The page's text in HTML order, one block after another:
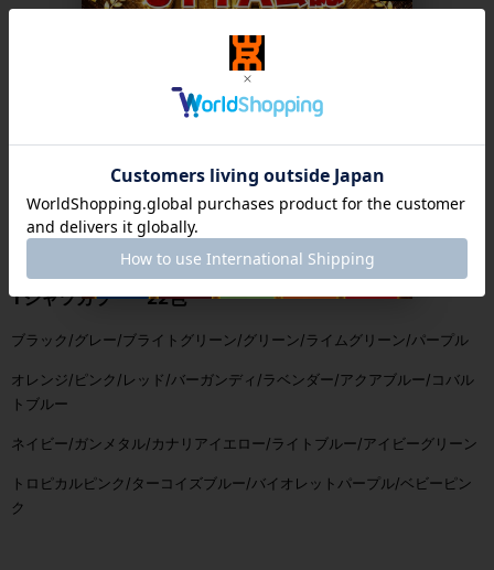
同梱商品がある場合、一緒の発送となります。
カラーバリエーション
Tシャツカラー 22色
ブラック/グレー/ブライトグリーン/グリーン/ライムグリーン/パープル
オレンジ/ピンク/レッド/バーガンディ/ラベンダー/アクアブルー/コバル
トブルー
ネイビー/ガンメタル/カナリアイエロー/ライトブルー/アイビーグリーン
トロピカルピンク/ターコイズブルー/バイオレットパープル/ベビーピン
ク